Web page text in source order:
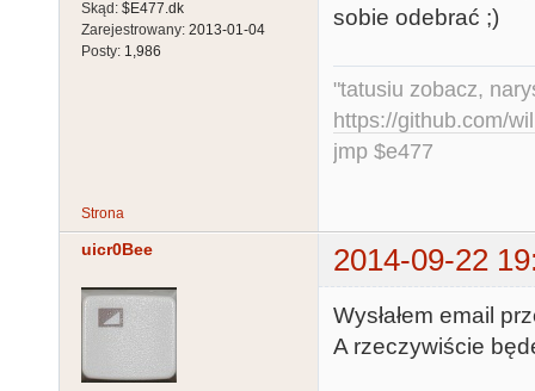
Skąd: $E477.dk
Zarejestrowany: 2013-01-04
Posty: 1,986
sobie odebrać ;)
"tatusiu zobacz,
https://github.com/
jmp $e477
Strona
uicr0Bee 2014-09-22
Wysłałem email
A rzeczywiście